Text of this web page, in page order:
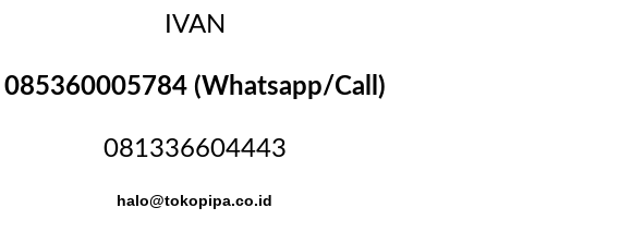
IVAN
085360005784 (Whatsapp/Call)
081336604443
halo@tokopipa.co.id